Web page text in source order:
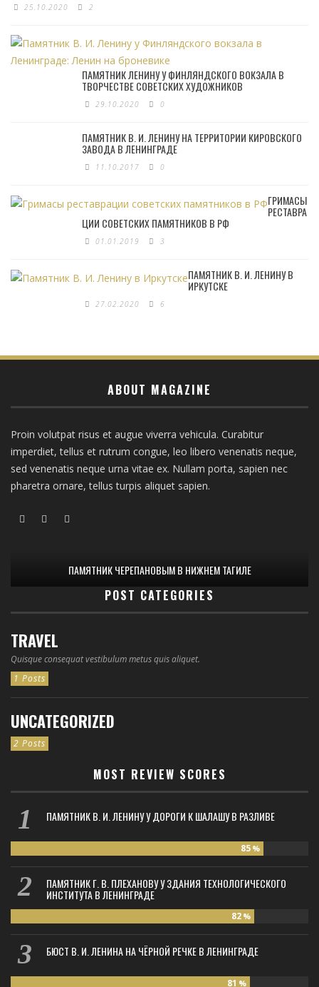
25.10.2020 2
ПАМЯТНИК ЛЕНИНУ У ФИНЛЯНДСКОГО ВОКЗАЛА В
ТВОРЧЕСТВЕ СОВЕТСКИХ ХУДОЖНИКОВ
29.10.2020 0
ПАМЯТНИК В. И. ЛЕНИНУ НА ТЕРРИТОРИИ КИРОВСКОГО
ЗАВОДА В ЛЕНИНГРАДЕ
11.10.2017 0
ГРИМАСЫ
РЕСТАВРА
ЦИИ СОВЕТСКИХ ПАМЯТНИКОВ В РФ
01.01.2019 3
ПАМЯТНИК В. И. ЛЕНИНУ В
ИРКУТСКЕ
27.02.2020 6
ABOUT MAGAZINE
Proin volutpat risus et augue viverra vehicula. Curabitur
imperdiet, tellus et rutrum congue, leo libero venenatis neque,
sed venenatis neque urna vitae ex. Nullam porta, sapien nec
pharetra ornare, tellus turpis aliquet sapien.
ПАМЯТНИК ЧЕРЕПАНОВЫМ В НИЖНЕМ ТАГИЛЕ
POST CATEGORIES
TRAVEL
Quisque consequat vestibulum metus quis aliquet.
1 Posts
UNCATEGORIZED
2 Posts
MOST REVIEW SCORES
ПАМЯТНИК В. И. ЛЕНИНУ У ДОРОГИ К ШАЛАШУ В РАЗЛИВЕ
85 %
ПАМЯТНИК Г. В. ПЛЕХАНОВУ У ЗДАНИЯ ТЕХНОЛОГИЧЕСКОГО
ИНСТИТУТА В ЛЕНИНГРАДЕ
82 %
БЮСТ В. И. ЛЕНИНА НА ЧЁРНОЙ РЕЧКЕ В ЛЕНИНГРАДЕ
81 %